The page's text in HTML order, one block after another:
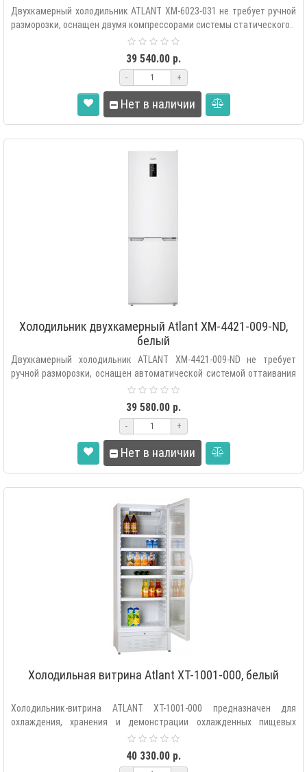
Двухкамерный холодильник ATLANT XM-6023-031 не требует ручной
разморозки, оснащен двумя компрессорами системы статического..
39 540.00 р.
- +
Нет в наличии
Холодильник двухкамерный Atlant XM-4421-009-ND,
белый
Двухкамерный холодильник ATLANT XM-4421-009-ND не требует
ручной разморозки, оснащен автоматической системой оттаивания
39 580.00 р.
- +
Нет в наличии
Холодильная витрина Atlant XT-1001-000, белый
Холодильник-витрина ATLANT XT-1001-000 предназначен для
охлаждения, хранения и демонстрации охлажденных пищевых
40 330.00 р.